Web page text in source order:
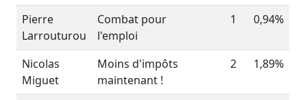
Pierre
Larrouturou
Combat pour
l'emploi
1 0,94%
Nicolas
Miguet
Moins d'impôts
maintenant !
2 1,89%